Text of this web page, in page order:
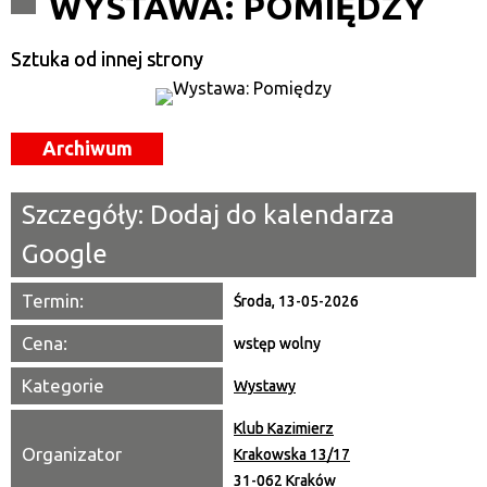
Trwające w zakresie
Organizator
Promowane
Sztuka od innej strony
Archiwum
Szczegóły: Dodaj do kalendarza
Google
Termin: Środa, 13-05-2026
Cena: wstęp wolny
Kategorie Wystawy
Organizator
Klub Kazimierz
Krakowska 13/17
31-062 Kraków